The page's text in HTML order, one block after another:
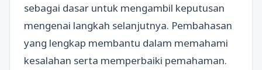
sebagai dasar untuk mengambil keputusan
mengenai langkah selanjutnya. Pembahasan
yang lengkap membantu dalam memahami
kesalahan serta memperbaiki pemahaman.